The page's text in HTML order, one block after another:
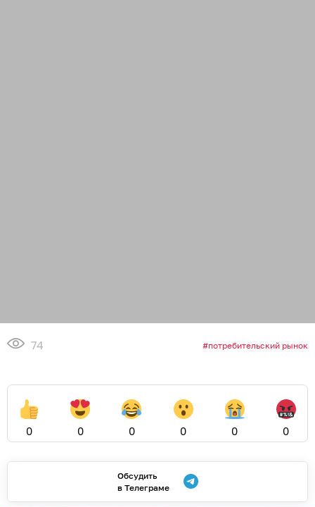
74 потребительский рынок
0 0 0 0 0 0
Обсудить
в Телеграме